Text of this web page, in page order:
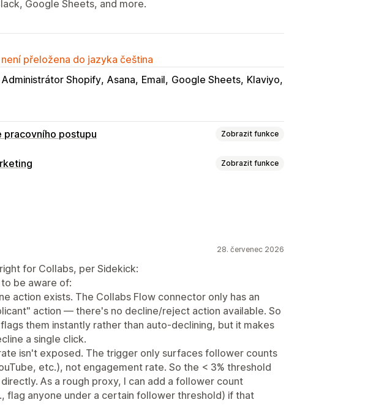
Google Sheets, and more.
přeložena do jazyka čeština
Administrátor Shopify Asana Email Google Sheets Klaviyo
pracovního postupu Zobrazit funkce
logika Vlastní spouštěče Šablony
Více obchodů
Zobrazit funkce
Šablony Vlastní kód Spouštěče a pravidla Automatizace
Označování štítky
28. červenec 2026
for Collabs, per Sidekick:
be aware of:
action exists. The Collabs Flow connector only has an
action — there's no decline/reject action available. So
them instantly rather than auto-declining, but it makes
a single click.
isn't exposed. The trigger only surfaces follower counts
etc.), not engagement rate. So the < 3% threshold
As a rough proxy, I can add a follower count
flag anyone under a certain follower threshold) if that